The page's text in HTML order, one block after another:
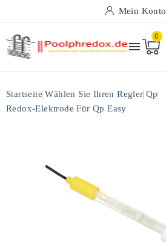
Mein Konto

0
Startseite Wählen Sie Ihren Regler Qp
Redox-Elektrode Für Qp Easy